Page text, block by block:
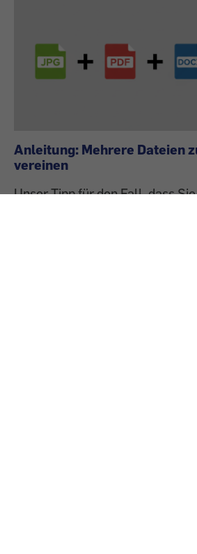
Anleitung: Mehrere Dateien
vereinen
Unser Tipp für den Fall, dass